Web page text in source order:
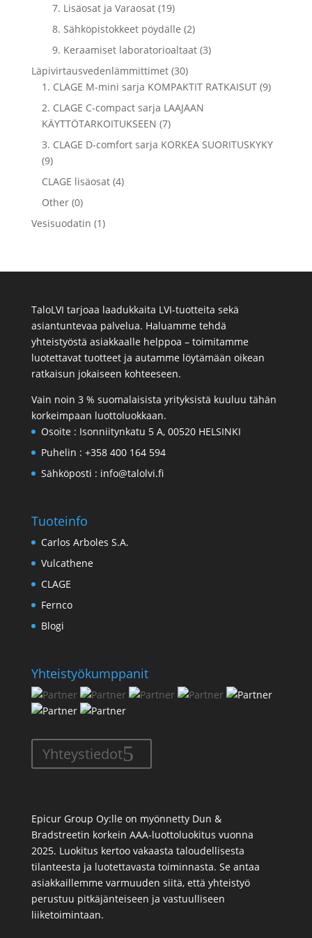
7. Lisäosat ja Varaosat (19)
8. Sähköpistokkeet pöydälle (2)
9. Keraamiset laboratorioaltaat (3)
Läpivirtausvedenlämmittimet (30)
1. CLAGE M-mini sarja KOMPAKTIT RATKAISUT (9)
2. CLAGE C-compact sarja LAAJAAN
KÄYTTÖTARKOITUKSEEN (7)
3. CLAGE D-comfort sarja KORKEA SUORITUSKYKY
(9)
CLAGE lisäosat (4)
Other (0)
Vesisuodatin (1)
TaloLVI tarjoaa laadukkaita LVI-tuotteita sekä
asiantuntevaa palvelua. Haluamme tehdä
yhteistyöstä asiakkaalle helppoa – toimitamme
luotettavat tuotteet ja autamme löytämään oikean
ratkaisun jokaiseen kohteeseen.
Vain noin 3 % suomalaisista yrityksistä kuuluu tähän
korkeimpaan luottoluokkaan.
Osoite : Isonniitynkatu 5 A, 00520 HELSINKI
Puhelin : +358 400 164 594
Sähköposti : info@talolvi.fi
Tuoteinfo
Carlos Arboles S.A.
Vulcathene
CLAGE
Fernco
Blogi
Yhteistyökumppanit
Yhteystiedot
Epicur Group Oy:lle on myönnetty Dun &
Bradstreetin korkein AAA-luottoluokitus vuonna
2025. Luokitus kertoo vakaasta taloudellisesta
tilanteesta ja luotettavasta toiminnasta. Se antaa
asiakkaillemme varmuuden siitä, että yhteistyö
perustuu pitkäjänteiseen ja vastuulliseen
liiketoimintaan.